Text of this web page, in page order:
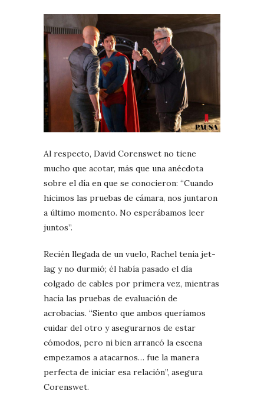
Al respecto, David Corenswet no tiene
mucho que acotar, más que una anécdota
sobre el día en que se conocieron: “Cuando
hicimos las pruebas de cámara, nos juntaron
a último momento. No esperábamos leer
juntos”.
Recién llegada de un vuelo, Rachel tenía jet-
lag y no durmió; él había pasado el día
colgado de cables por primera vez, mientras
hacía las pruebas de evaluación de
acrobacias. “Siento que ambos queríamos
cuidar del otro y asegurarnos de estar
cómodos, pero ni bien arrancó la escena
empezamos a atacarnos… fue la manera
perfecta de iniciar esa relación”, asegura
Corenswet.